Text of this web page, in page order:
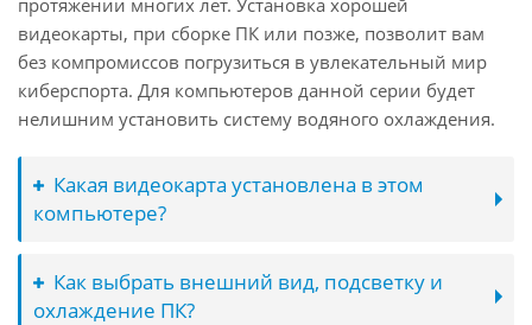
протяжении многих лет. Установка хорошей
видеокарты, при сборке ПК или позже, позволит вам
без компромиссов погрузиться в увлекательный мир
киберспорта. Для компьютеров данной серии будет
нелишним установить систему водяного охлаждения.
Какая видеокарта установлена в этом
компьютере?
Как выбрать внешний вид, подсветку и
охлаждение ПК?